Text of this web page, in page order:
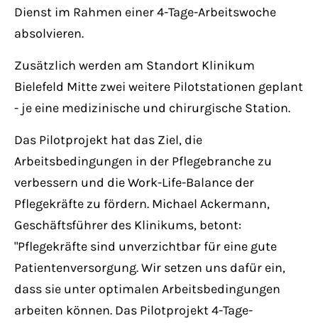
About us
Lorem ipsum dolor sit amet, consectetuer
adipiscing elit.
Aenean commodo ligula eget dolor. Aenean
massa. Cum sociis natoque penatibus et
magnis dis parturient montes, nascetur
ridiculus mus. Donec quam felis, ultricies
nec.
Dienst im Rahmen einer 4-Tage-Arbeitswoche
absolvieren.
Zusätzlich werden am Standort Klinikum
Bielefeld Mitte zwei weitere Pilotstationen geplant
- je eine medizinische und chirurgische Station.
Das Pilotprojekt hat das Ziel, die
Arbeitsbedingungen in der Pflegebranche zu
verbessern und die Work-Life-Balance der
Pflegekräfte zu fördern. Michael Ackermann,
Geschäftsführer des Klinikums, betont:
"Pflegekräfte sind unverzichtbar für eine gute
Patientenversorgung. Wir setzen uns dafür ein,
dass sie unter optimalen Arbeitsbedingungen
arbeiten können. Das Pilotprojekt 4-Tage-